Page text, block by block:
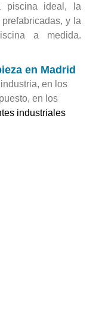
piscina ideal, la
y la
a medida.
en Madrid
en los
en los
industriales